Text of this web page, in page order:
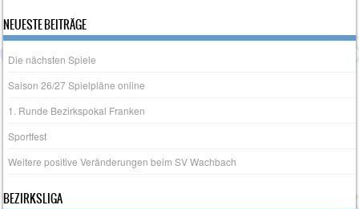
Post navigation
NEUESTE BEITRÄGE
Die nächsten Spiele
Saison 26/27 Spielpläne online
1. Runde Bezirkspokal Franken
Sportfest
Weitere positive Veränderungen beim SV Wachbach
BEZIRKSLIGA